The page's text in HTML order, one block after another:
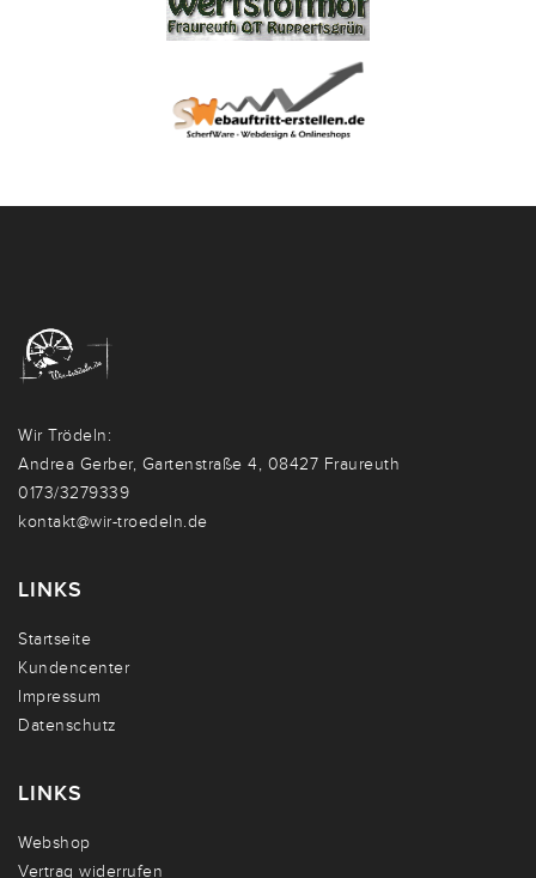
Wir Trödeln:
Andrea Gerber, Gartenstraße 4, 08427 Fraureuth
0173/3279339
kontakt@wir-troedeln.de
LINKS
Startseite
Kundencenter
Impressum
Datenschutz
LINKS
Webshop
Vertrag widerrufen